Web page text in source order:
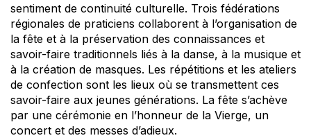
sentiment de continuité culturelle. Trois fédérations
régionales de praticiens collaborent à l’organisation de
la fête et à la préservation des connaissances et
savoir-faire traditionnels liés à la danse, à la musique et
à la création de masques. Les répétitions et les ateliers
de confection sont les lieux où se transmettent ces
savoir-faire aux jeunes générations. La fête s’achève
par une cérémonie en l’honneur de la Vierge, un
concert et des messes d’adieux.